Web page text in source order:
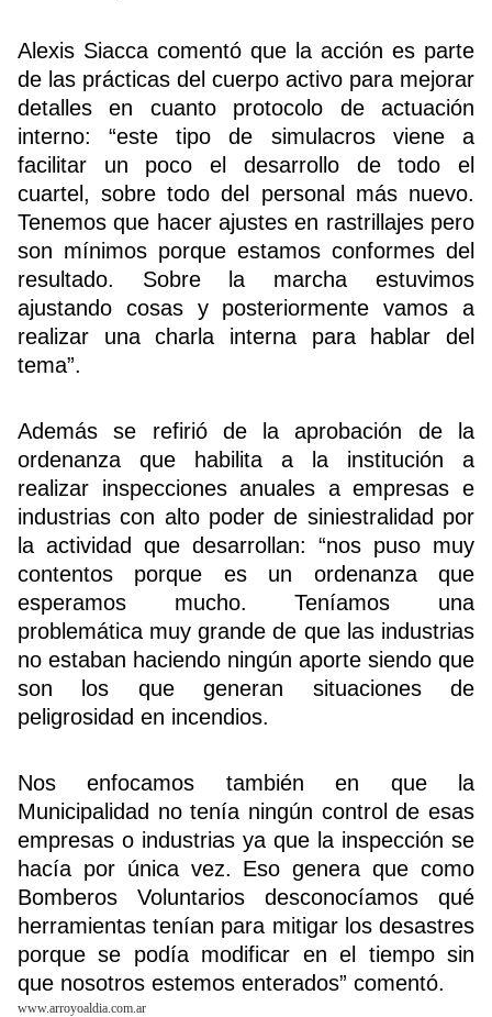
Alexis Siacca comentó que la acción es parte
de las prácticas del cuerpo activo para mejorar
detalles en cuanto protocolo de actuación
interno: “este tipo de simulacros viene a
facilitar un poco el desarrollo de todo el
cuartel, sobre todo del personal más nuevo.
Tenemos que hacer ajustes en rastrillajes pero
son mínimos porque estamos conformes del
resultado. Sobre la marcha estuvimos
ajustando cosas y posteriormente vamos a
realizar una charla interna para hablar del
tema”.
Además se refirió de la aprobación de la
ordenanza que habilita a la institución a
realizar inspecciones anuales a empresas e
industrias con alto poder de siniestralidad por
la actividad que desarrollan: “nos puso muy
contentos porque es un ordenanza que
esperamos mucho. Teníamos una
problemática muy grande de que las industrias
no estaban haciendo ningún aporte siendo que
son los que generan situaciones de
peligrosidad en incendios.
Nos enfocamos también en que la
Municipalidad no tenía ningún control de esas
empresas o industrias ya que la inspección se
hacía por única vez. Eso genera que como
Bomberos Voluntarios desconocíamos qué
herramientas tenían para mitigar los desastres
porque se podía modificar en el tiempo sin
que nosotros estemos enterados” comentó.
www.arroyoaldia.com.ar
Buscador